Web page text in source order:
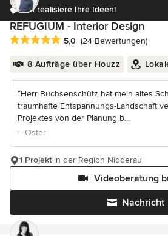
Ich realisiere Ihre Ideen!
REFUGIUM - Interior Design
Durchschnittliche Bewertung: 5 von 5
5,0 (24 Bewertungen)
8 Aufträge über Houzz
“Herr Büchsenschütz hat mein altes
traumhafte Entspannungs-Landschaft
Projektes von der Planung b...
– Oster
Nachricht
Videoberatung
1 Projektin der Region Nidderau